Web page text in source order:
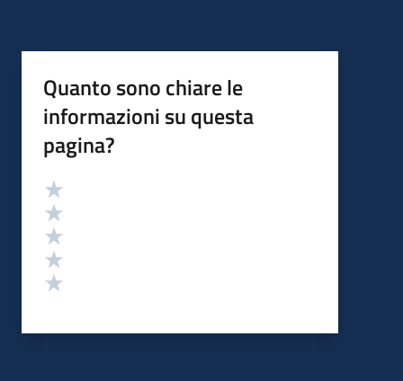
Quanto sono chiare le
informazioni su questa
pagina?
Valutazione